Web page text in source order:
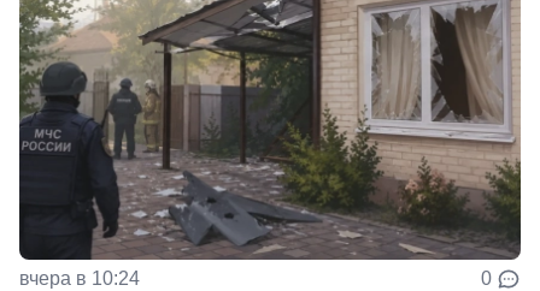
вчера в 10:24 0